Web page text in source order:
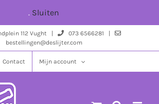
. Sluiten
112 Vught |
073 6566281 |
bestellingen@deslijter.com
Contact Mijn account